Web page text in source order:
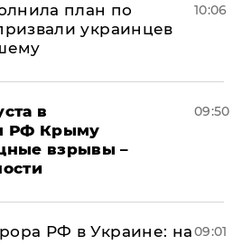
план по
украинцев
10:06
в
РФ Крыму
взрывы –
09:50
РФ в Украине: на09:01